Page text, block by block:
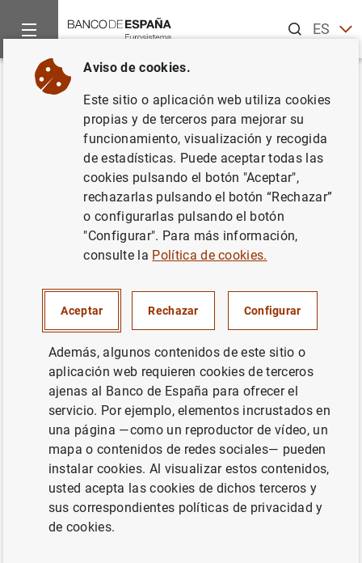
ESEN
Inicio Noticias y eventos
Volver
La deuda de empresas y
hogares se mantuvo estable en
el tercer trimestre de 2022 en
términos interanuales y se
redujo significativamente en
porcentaje del PIB, hasta el
128,6%
11/01/2023
ESPAÑA
SITUACIÓN ECONÓMICA
La deuda de empresas y hogares se
mantuvo estable en el tercer trimestre de
Aviso de cookies.
Este sitio o aplicación web utiliza cookies
propias y de terceros para mejorar su
funcionamiento, visualización y recogida
de estadísticas. Puede aceptar todas las
cookies pulsando el botón "Aceptar",
rechazarlas pulsando el botón “Rechazar”
o configurarlas pulsando el botón
"Configurar". Para más información,
consulte la Política de cookies.
Aceptar Rechazar Configurar
Además, algunos contenidos de este sitio o
aplicación web requieren cookies de terceros
ajenas al Banco de España para ofrecer el
servicio. Por ejemplo, elementos incrustados en
una página —como un reproductor de vídeo, un
mapa o contenidos de redes sociales— pueden
instalar cookies. Al visualizar estos contenidos,
usted acepta las cookies de dichos terceros y
sus correspondientes políticas de privacidad y
de cookies.